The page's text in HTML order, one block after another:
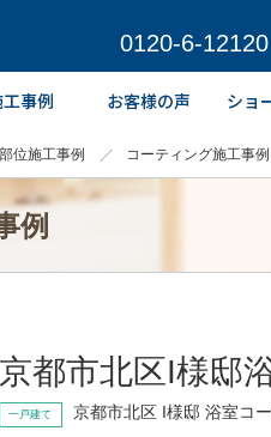
0120-6-12120
部位施工事例 コーティング施工事例
例
京都市北区I様邸
一戸建て 京都市北区 I様邸 浴室コ